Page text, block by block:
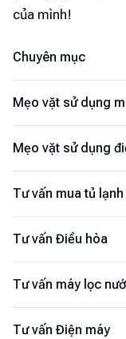
Chuyên mục
Mẹo vặt sử dụng
Mẹo vặt sử dụng
Tư vấn mua tủ lạnh
Tư vấn Điều hòa
Tư vấn máy lọc
Tư vấn Điện máy
của mình!